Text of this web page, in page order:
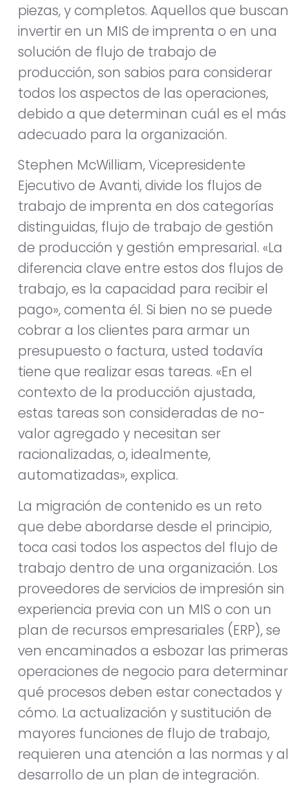
piezas, y completos. Aquellos que buscan
invertir en un MIS de imprenta o en una
solución de flujo de trabajo de
producción, son sabios para considerar
todos los aspectos de las operaciones,
debido a que determinan cuál es el más
adecuado para la organización.
Stephen McWilliam, Vicepresidente
Ejecutivo de Avanti, divide los flujos de
trabajo de imprenta en dos categorías
distinguidas, flujo de trabajo de gestión
de producción y gestión empresarial. «La
diferencia clave entre estos dos flujos de
trabajo, es la capacidad para recibir el
pago», comenta él. Si bien no se puede
cobrar a los clientes para armar un
presupuesto o factura, usted todavía
tiene que realizar esas tareas. «En el
contexto de la producción ajustada,
estas tareas son consideradas de no-
valor agregado y necesitan ser
racionalizadas, o, idealmente,
automatizadas», explica.
La migración de contenido es un reto
que debe abordarse desde el principio,
toca casi todos los aspectos del flujo de
trabajo dentro de una organización. Los
proveedores de servicios de impresión sin
experiencia previa con un MIS o con un
plan de recursos empresariales (ERP), se
ven encaminados a esbozar las primeras
operaciones de negocio para determinar
qué procesos deben estar conectados y
cómo. La actualización y sustitución de
mayores funciones de flujo de trabajo,
requieren una atención a las normas y al
desarrollo de un plan de integración.